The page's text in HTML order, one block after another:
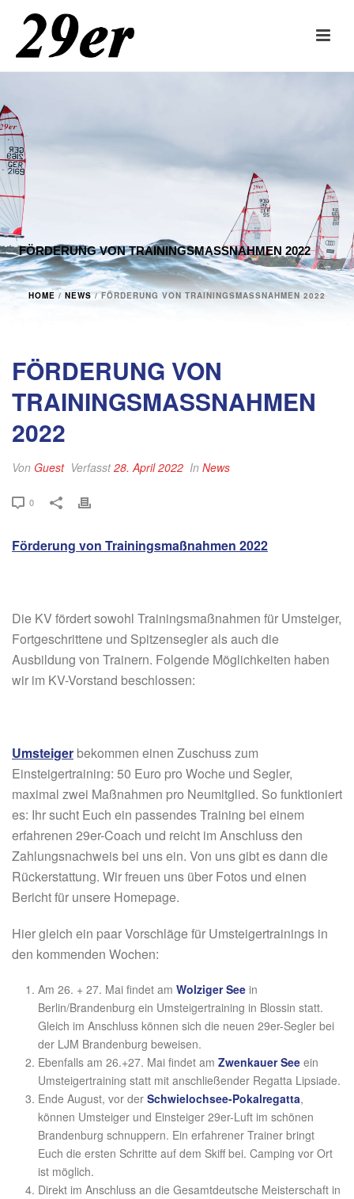
FÖRDERUNG VON TRAININGSMASSNAHMEN 2022
HOME / NEWS/ FÖRDERUNG VON TRAININGSMASSNAHMEN 2022
FÖRDERUNG VON
TRAININGSMASSNAHMEN 2
022
Von Guest Verfasst28. April 2022 In News
0
Förderung von Trainingsmaßnahmen 2022
Die KV fördert sowohl Trainingsmaßnahmen für Umsteiger,
Fortgeschrittene und Spitzensegler als auch die
Ausbildung von Trainern. Folgende Möglichkeiten haben
wir im KV-Vorstand beschlossen:
Umsteiger bekommen einen Zuschuss zum
Einsteigertraining: 50 Euro pro Woche und Segler,
maximal zwei Maßnahmen pro Neumitglied. So funktioniert
es: Ihr sucht Euch ein passendes Training bei einem
erfahrenen 29er-Coach und reicht im Anschluss den
Zahlungsnachweis bei uns ein. Von uns gibt es dann die
Rückerstattung. Wir freuen uns über Fotos und einen
Bericht für unsere Homepage.
Hier gleich ein paar Vorschläge für Umsteigertrainings in
den kommenden Wochen:
Am 26. + 27. Mai findet am Wolziger Seein
Berlin/Brandenburg ein Umsteigertraining in Blossin statt.
Gleich im Anschluss können sich die neuen 29er-Segler bei
der LJM Brandenburg beweisen.
Ebenfalls am 26.+27. Mai findet am Zwenkauer Seeein
Umsteigertraining statt mit anschließender Regatta Lipsiade.
Ende August, vor der Schwielochsee-Pokalregatta,
können Umsteiger und Einsteiger 29er-Luft im schönen
Brandenburg schnuppern. Ein erfahrener Trainer bringt
Euch die ersten Schritte auf dem Skiff bei. Camping vor Ort
ist möglich.
Direkt im Anschluss an die Gesamtdeutsche Meisterschaft in